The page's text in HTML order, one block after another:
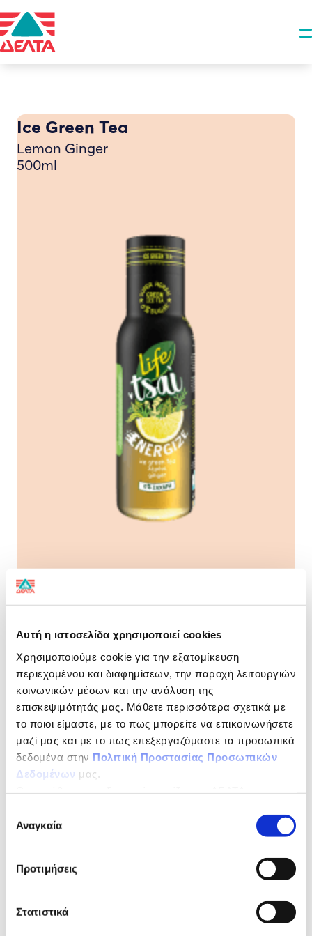
Αυτή η ιστοσελίδα χρησιμοποιεί cookies
Χρησιμοποιούμε cookie για την εξατομίκευση
περιεχομένου και διαφημίσεων, την παροχή λειτουργιών
κοινωνικών μέσων και την ανάλυση της
επισκεψιμότητάς μας. Μάθετε περισσότερα σχετικά με
το ποιοι είμαστε, με το πως μπορείτε να επικοινωνήσετε
μαζί μας και με το πως επεξεργαζόμαστε τα προσωπικά
δεδομένα στην Πολιτική Προστασίας Προσωπικών
Δεδομένων μας.
συγκατάθεσης
Αναγκαία
Προτιμήσεις
Στατιστικά
Ice Green Tea
Lemon Ginger
500ml
of green tea with ginger & lemon
Without sugar,
preservatives,
stabilizers and colouring
Life Tsai.
Special combinations of ice tea with fruits and
selected herbs, which cover special needs at every
NUTRITIONAL DECLARATION
per 100ml
Energy
117kJ/28kcal
of which Saturates
0g